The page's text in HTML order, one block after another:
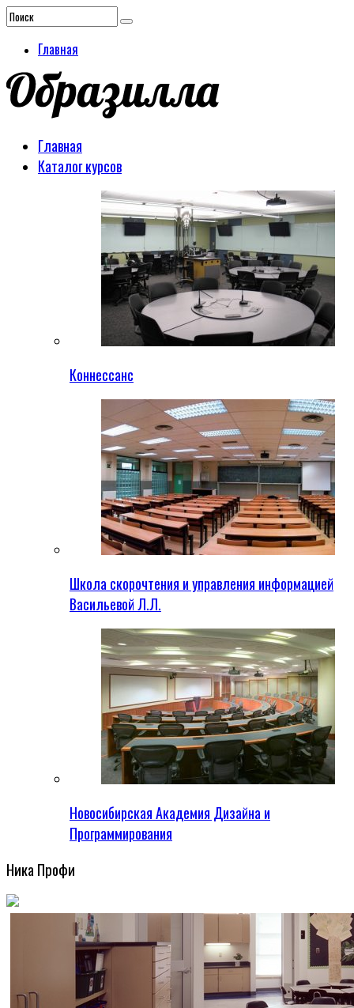
Главная
Главная
Каталог курсов
Коннессанс
Школа скорочтения и управления информацией
Васильевой Л.Л.
Новосибирская Академия Дизайна и
Программирования
Ника Профи